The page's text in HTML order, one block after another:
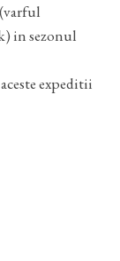
in sezonul
expeditii